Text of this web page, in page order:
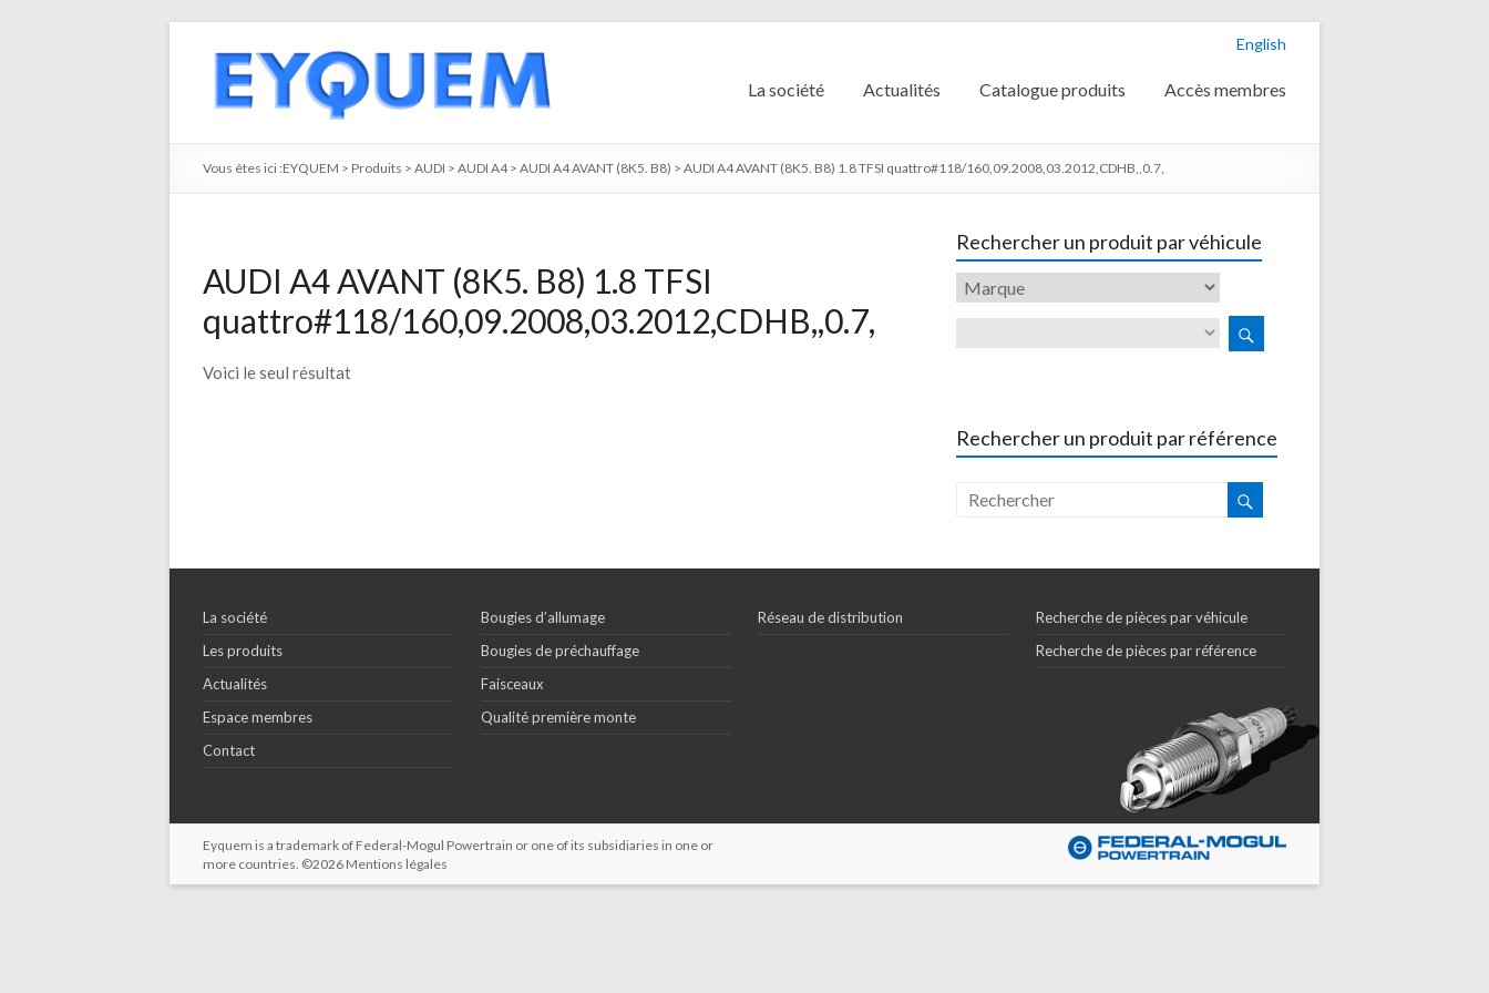
English
La société Actualités Catalogue produits Accès membres
Vous êtes ici :EYQUEM > Produits > AUDI > AUDI A4> AUDI A4 AVANT (8K5. B8) > AUDI A4 AVANT (8K5. B8) 1.8 TFSI quattro#118/160,09.2008,03.2012,CDHB,,0.7,
AUDI A4 AVANT (8K5. B8) 1.8 TFSI
quattro#118/160,09.2008,03.2012,CDHB,,0.7,
Voici le seul résultat
Rechercher un produit par véhicule
Rechercher un produit par référence
La société
Les produits
Actualités
Espace membres
Contact
Bougies d’allumage
Bougies de préchauffage
Faisceaux
Qualité première monte
Réseau de distribution
Recherche de pièces par véhicule
Recherche de pièces par référence
Eyquem is a trademark of Federal-Mogul Powertrain or one of its subsidiaries in one or
more countries. ©2026 Mentions légales